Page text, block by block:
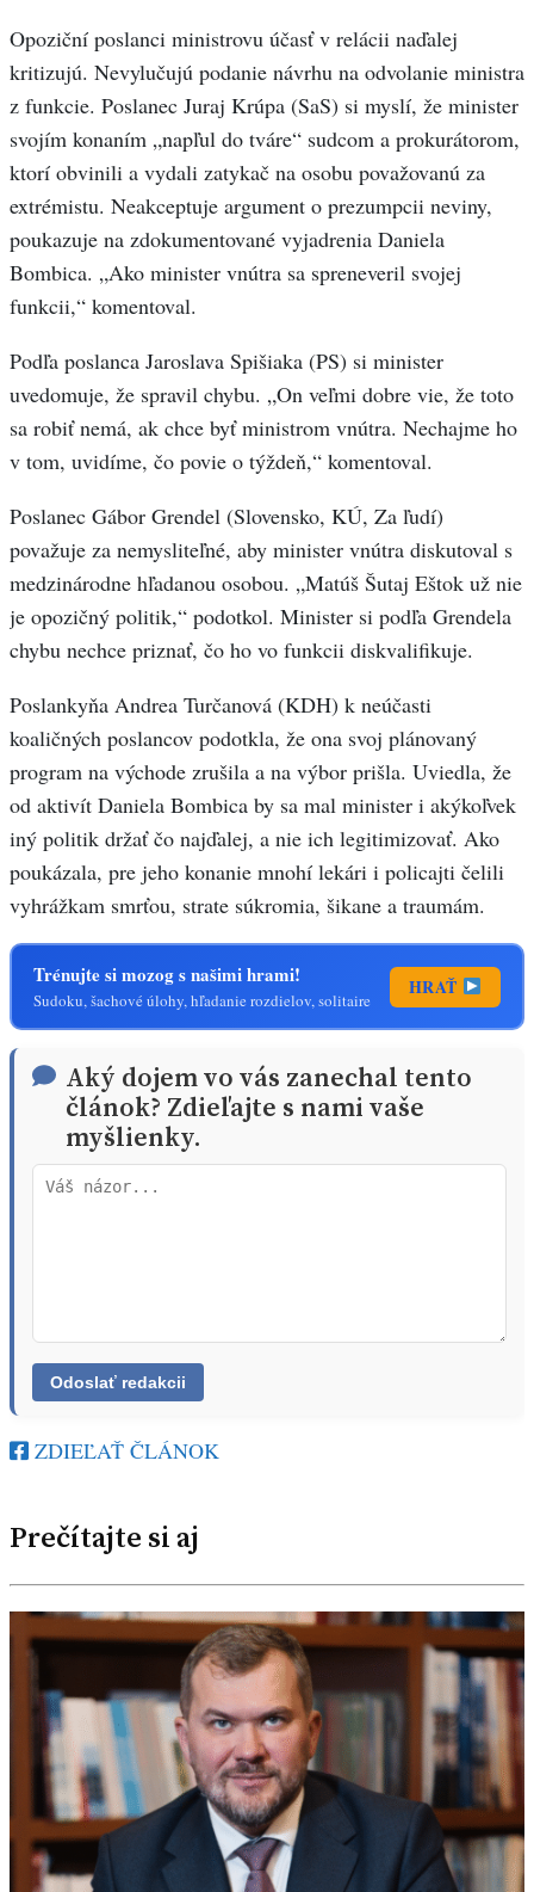
Opoziční poslanci ministrovu účasť v relácii naďalej
kritizujú. Nevylučujú podanie návrhu na odvolanie ministra
z funkcie. Poslanec Juraj Krúpa (SaS) si myslí, že minister
svojím konaním „napľul do tváre“ sudcom a prokurátorom,
ktorí obvinili a vydali zatykač na osobu považovanú za
extrémistu. Neakceptuje argument o prezumpcii neviny,
poukazuje na zdokumentované vyjadrenia Daniela
Bombica. „Ako minister vnútra sa spreneveril svojej
funkcii,“ komentoval.
Podľa poslanca Jaroslava Spišiaka (PS) si minister
uvedomuje, že spravil chybu. „On veľmi dobre vie, že toto
sa robiť nemá, ak chce byť ministrom vnútra. Nechajme ho
v tom, uvidíme, čo povie o týždeň,“ komentoval.
Poslanec Gábor Grendel (Slovensko, KÚ, Za ľudí)
považuje za nemysliteľné, aby minister vnútra diskutoval s
medzinárodne hľadanou osobou. „Matúš Šutaj Eštok už nie
je opozičný politik,“ podotkol. Minister si podľa Grendela
chybu nechce priznať, čo ho vo funkcii diskvalifikuje.
Poslankyňa Andrea Turčanová (KDH) k neúčasti
koaličných poslancov podotkla, že ona svoj plánovaný
program na východe zrušila a na výbor prišla. Uviedla, že
od aktivít Daniela Bombica by sa mal minister i akýkoľvek
iný politik držať čo najďalej, a nie ich legitimizovať. Ako
poukázala, pre jeho konanie mnohí lekári i policajti čelili
vyhrážkam smrťou, strate súkromia, šikane a traumám.
Trénujte si mozog s našimi hrami!
Sudoku, šachové úlohy, hľadanie rozdielov, solitaire
HRAŤ
Aký dojem vo vás zanechal tento
článok? Zdieľajte s nami vaše
myšlienky.
ZDIEĽAŤ ČLÁNOK
Prečítajte si aj